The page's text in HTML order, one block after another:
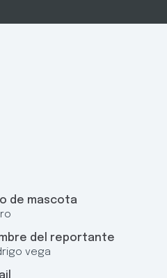
de mascota
del reportante
vega